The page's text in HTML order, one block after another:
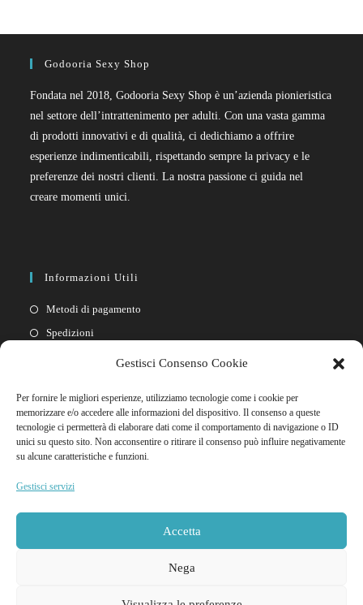
Gestisci Consenso Cookie
Per fornire le migliori esperienze, utilizziamo tecnologie come i cookie per
memorizzare e/o accedere alle informazioni del dispositivo. Il consenso a queste
tecnologie ci permetterà di elaborare dati come il comportamento di navigazione o ID
unici su questo sito. Non acconsentire o ritirare il consenso può influire negativamente
su alcune caratteristiche e funzioni.
Gestisci servizi
Accetta
Nega
Godooria Sexy Shop
Fondata nel 2018, Godooria Sexy Shop è un’azienda pionieristica
nel settore dell’intrattenimento per adulti. Con una vasta gamma
di prodotti innovativi e di qualità, ci dedichiamo a offrire
esperienze indimenticabili, rispettando sempre la privacy e le
preferenze dei nostri clienti. La nostra passione ci guida nel
creare momenti unici.
Informazioni Utili
Metodi di pagamento
Spedizioni
Cookie policy
Link Rapidi